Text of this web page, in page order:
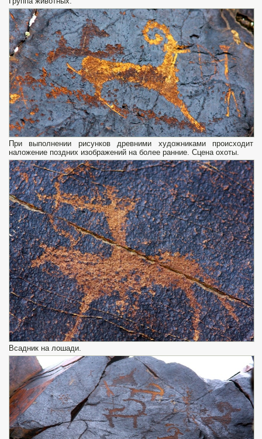
При выполнении рисунков древними художниками происходит
наложение поздних изображений на более ранние. Сцена охоты.
Всадник на лошади.